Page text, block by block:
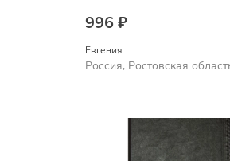
996 ₽
Евгения
Россия, Ростовская